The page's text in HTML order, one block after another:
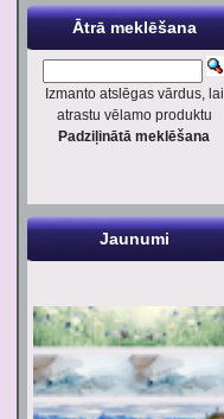
Ātrā meklēšana
Izmanto atslēgas vārdus, lai
atrastu vēlamo produktu
Padziļinātā meklēšana
Jaunumi